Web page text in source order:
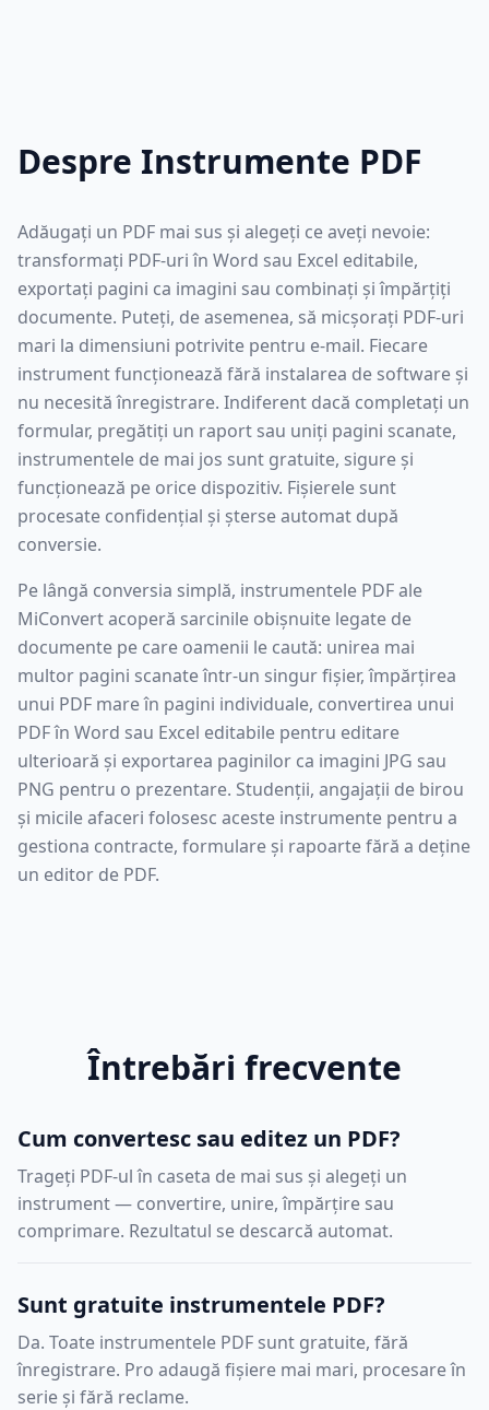
Despre Instrumente PDF
Adăugați un PDF mai sus și alegeți ce aveți nevoie:
transformați PDF-uri în Word sau Excel editabile,
exportați pagini ca imagini sau combinați și împărțiți
documente. Puteți, de asemenea, să micșorați PDF-uri
mari la dimensiuni potrivite pentru e-mail. Fiecare
instrument funcționează fără instalarea de software și
nu necesită înregistrare. Indiferent dacă completați un
formular, pregătiți un raport sau uniți pagini scanate,
instrumentele de mai jos sunt gratuite, sigure și
funcționează pe orice dispozitiv. Fișierele sunt
procesate confidențial și șterse automat după
conversie.
Pe lângă conversia simplă, instrumentele PDF ale
MiConvert acoperă sarcinile obișnuite legate de
documente pe care oamenii le caută: unirea mai
multor pagini scanate într-un singur fișier, împărțirea
unui PDF mare în pagini individuale, convertirea unui
PDF în Word sau Excel editabile pentru editare
ulterioară și exportarea paginilor ca imagini JPG sau
PNG pentru o prezentare. Studenții, angajații de birou
și micile afaceri folosesc aceste instrumente pentru a
gestiona contracte, formulare și rapoarte fără a deține
un editor de PDF.
Întrebări frecvente
Cum convertesc sau editez un PDF?
Trageți PDF-ul în caseta de mai sus și alegeți un
instrument — convertire, unire, împărțire sau
comprimare. Rezultatul se descarcă automat.
Sunt gratuite instrumentele PDF?
Da. Toate instrumentele PDF sunt gratuite, fără
înregistrare. Pro adaugă fișiere mai mari, procesare în
serie și fără reclame.